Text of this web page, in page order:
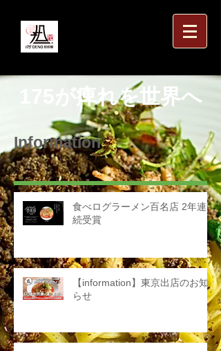
175が痺れを世界へ
Information
食べログラーメン百名店 2年連
続受賞
【information】東京出店のお知
らせ